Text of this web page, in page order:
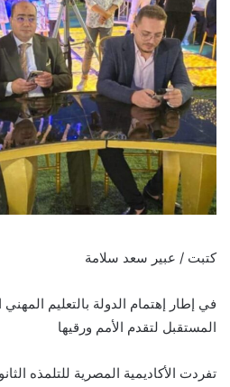
كتبت / عبير سعد سلامة
في إطار إهتمام الدولة بالتعليم
المستقبل لتقدم الأمم ورقيها
تفردت الأكاديمية المصرية للتلمذه